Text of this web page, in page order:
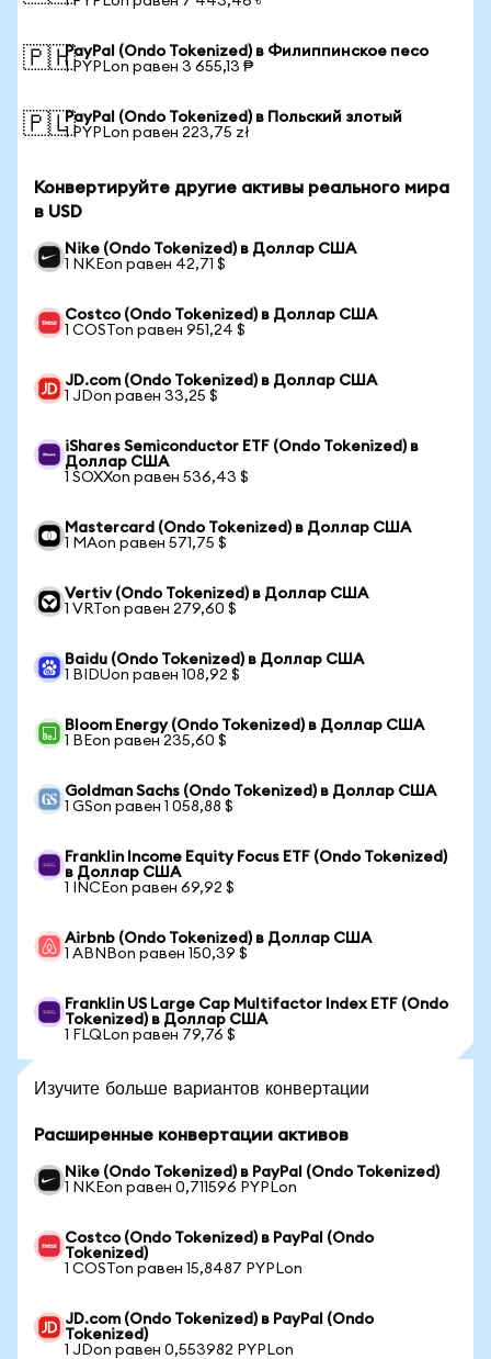
🇵🇭PayPal (Ondo Tokenized) в Филиппинское песо
1 PYPLon равен 3 655,13 ₱
🇵🇱PayPal (Ondo Tokenized) в Польский злотый
1 PYPLon равен 223,75 zł
Конвертируйте другие активы реального мира
в USD
Nike (Ondo Tokenized) в Доллар США
1 NKEon равен 42,71 $
Costco (Ondo Tokenized) в Доллар США
1 COSTon равен 951,24 $
JD.com (Ondo Tokenized) в Доллар США
1 JDon равен 33,25 $
iShares Semiconductor ETF (Ondo Tokenized) в
Доллар США
1 SOXXon равен 536,43 $
Mastercard (Ondo Tokenized) в Доллар США
1 MAon равен 571,75 $
Vertiv (Ondo Tokenized) в Доллар США
1 VRTon равен 279,60 $
Baidu (Ondo Tokenized) в Доллар США
1 BIDUon равен 108,92 $
Bloom Energy (Ondo Tokenized) в Доллар США
1 BEon равен 235,60 $
Goldman Sachs (Ondo Tokenized) в Доллар США
1 GSon равен 1 058,88 $
Franklin Income Equity Focus ETF (Ondo Tokenized)
в Доллар США
1 INCEon равен 69,92 $
Airbnb (Ondo Tokenized) в Доллар США
1 ABNBon равен 150,39 $
Franklin US Large Cap Multifactor Index ETF (Ondo
Tokenized) в Доллар США
1 FLQLon равен 79,76 $
Изучите больше вариантов конвертации
Расширенные конвертации активов
Nike (Ondo Tokenized) в PayPal (Ondo Tokenized)
1 NKEon равен 0,711596 PYPLon
Costco (Ondo Tokenized) в PayPal (Ondo
Tokenized)
1 COSTon равен 15,8487 PYPLon
JD.com (Ondo Tokenized) в PayPal (Ondo
Tokenized)
1 JDon равен 0,553982 PYPLon